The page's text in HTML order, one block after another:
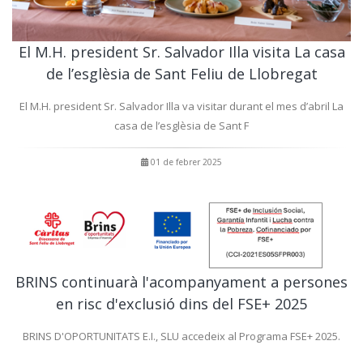
El M.H. president Sr. Salvador Illa visita La casa
de l’esglèsia de Sant Feliu de Llobregat
El M.H. president Sr. Salvador Illa va visitar durant el mes d’abril La
casa de l’esglèsia de Sant F
01 de febrer 2025
BRINS continuarà l'acompanyament a persones
en risc d'exclusió dins del FSE+ 2025
BRINS D'OPORTUNITATS E.I., SLU accedeix al Programa FSE+ 2025.